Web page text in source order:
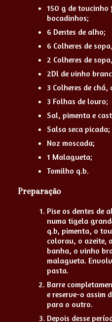
150 g de toucinho
bocadinhos;
6 Dentes de alho;
6 Colheres de
2 Colheres de
2Dl de vinho
3 Colheres de chá,
3 Folhas de louro;
Sal, pimenta e
Salsa seca picada;
Noz moscada;
1 Malagueta;
Tomilho q.b.
Preparação
Pise os dentes de
numa tigela
q.b, pimenta, o
colorau, o azeite,
banha, o vinho
malagueta.
pasta.
Barre
e reserve-o assim
para o outro.
Depois desse